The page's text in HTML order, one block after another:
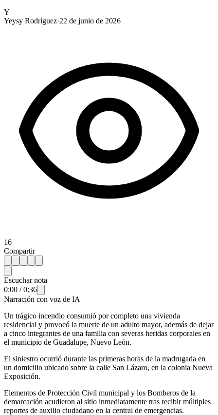
Y
Yeysy Rodríguez·22 de junio de 2026
16
Compartir
Escuchar nota
0:00 /0:36
Narración con voz de IA
Un trágico incendio consumió por completo una vivienda
residencial y provocó la muerte de un adulto mayor, además de dejar
a cinco integrantes de una familia con severas heridas corporales en
el municipio de Guadalupe, Nuevo León.
El siniestro ocurrió durante las primeras horas de la madrugada en
un domicilio ubicado sobre la calle San Lázaro, en la colonia Nueva
Exposición.
Elementos de Protección Civil municipal y los Bomberos de la
demarcación acudieron al sitio inmediatamente tras recibir múltiples
reportes de auxilio ciudadano en la central de emergencias.